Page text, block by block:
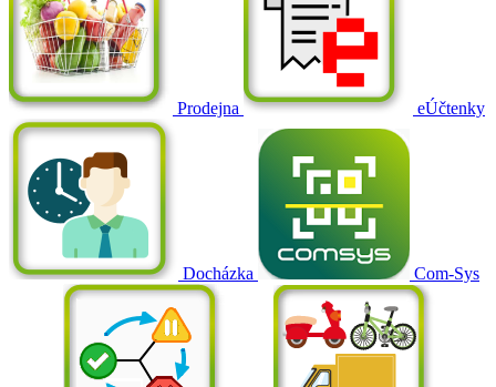
Prodejna eÚčtenky
Docházka Com-Sys